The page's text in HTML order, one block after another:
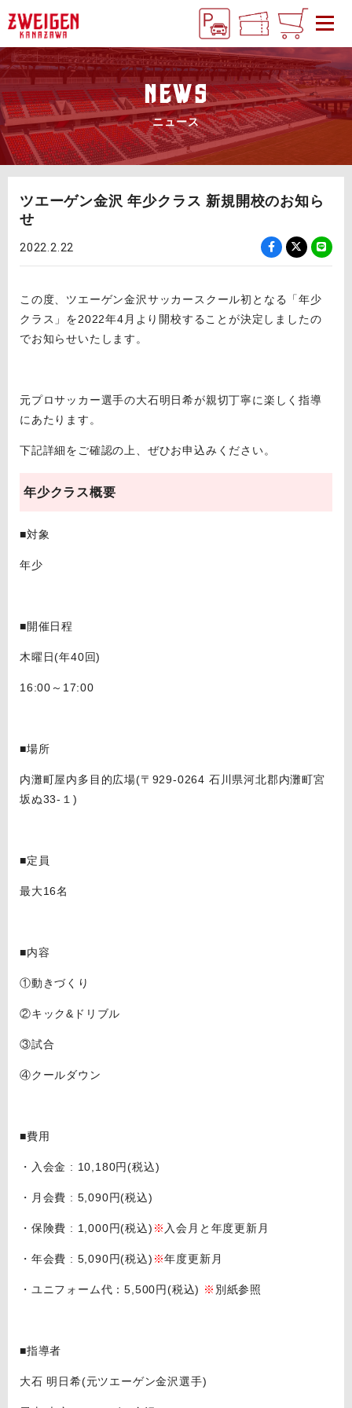
NEWS
ニュース
ツエーゲン金沢 年少クラス 新規開校のお知ら
せ
2022.2.22
この度、ツエーゲン金沢サッカースクール初となる「年少
クラス」を2022年4月より開校することが決定しましたの
でお知らせいたします。
元プロサッカー選手の大石明日希が親切丁寧に楽しく指導
にあたります。
下記詳細をご確認の上、ぜひお申込みください。
年少クラス概要
■対象
年少
■開催日程
木曜日(年40回)
16:00～17:00
■場所
内灘町屋内多目的広場(〒929-0264 石川県河北郡内灘町宮
坂ぬ33-１)
■定員
最大16名
■内容
①動きづくり
②キック&ドリブル
③試合
④クールダウン
■費用
・入会金 : 10,180円(税込)
・月会費 : 5,090円(税込)
・保険費 : 1,000円(税込) ※ 入会月と年度更新月
・年会費 : 5,090円(税込) ※年度更新月
・ユニフォーム代：5,500円(税込) ※ 別紙参照
■指導者
大石 明日希(元ツエーゲン金沢選手)